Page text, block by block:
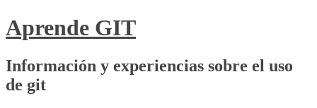
Aprende GIT
Información y experiencias sobre el uso
de git